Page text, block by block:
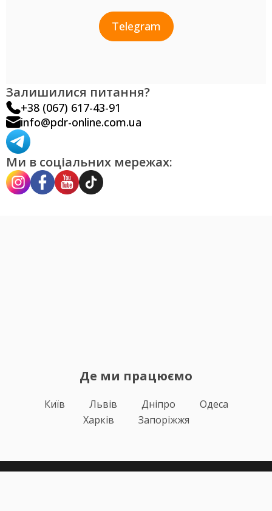
Telegram
Залишилися питання?
+38 (067) 617-43-91
info@pdr-online.com.ua
Ми в соціальних мережах:
Де ми працюємо
Київ Львів Дніпро
Одеса
Харків
Запоріжжя